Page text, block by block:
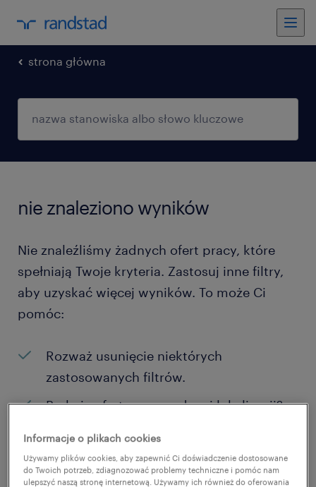
strona główna
nie znaleziono wyników
Nie znaleźliśmy żadnych ofert pracy, które
spełniają Twoje kryteria. Zastosuj inne filtry,
aby uzyskać więcej wyników. To może Ci
pomóc:
Rozważ usunięcie niektórych
zastosowanych filtrów.
Brakuje ofert pracy w danej lokalizacji?
poszukiwań?
Zmień nazwę stanowiska albo słowa
Informacje o plikach cookies
Używamy plików cookies, aby zapewnić Ci doświadczenie dostosowane
do Twoich potrzeb, zdiagnozować problemy techniczne i pomóc nam
ulepszyć naszą stronę internetową. Używamy ich również do oferowania